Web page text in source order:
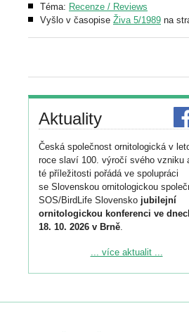
Téma: Recenze / Reviews
Vyšlo v časopise Živa 5/1989 na
Aktuality
Česká společnost ornitologická v
roce slaví 100. výročí svého vzniku
té příležitosti pořádá ve spolupráci
se Slovenskou ornitologickou
SOS/BirdLife Slovensko jubilejní
ornitologickou konferenci ve
18. 10. 2026 v Brně.
Podrobnější informace ke konferenci
Registrovat se můžete do 6. září.
... více aktualit ...